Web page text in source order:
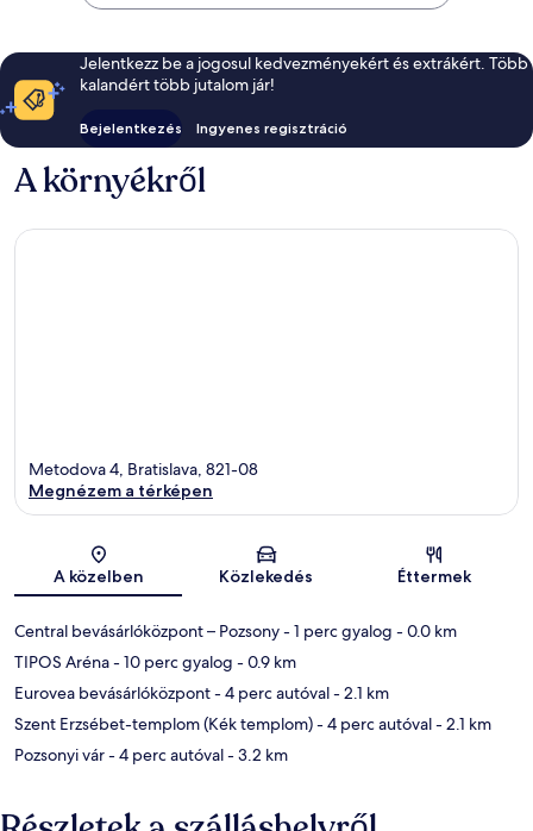
Jelentkezz be a jogosul kedvezményekért és extrákért. Több
kalandért több jutalom jár!
Bejelentkezés Ingyenes regisztráció
A környékről
Térkép
Metodova 4, Bratislava, 821-08
Megnézem a térképen
A közelben Közlekedés Éttermek
Central bevásárlóközpont – Pozsony- 1 perc gyalog - 0.0 km
TIPOS Aréna- 10 perc gyalog - 0.9 km
Eurovea bevásárlóközpont- 4 perc autóval- 2.1 km
Szent Erzsébet-templom (Kék templom)- 4 perc autóval- 2.1 km
Pozsonyi vár- 4 perc autóval- 3.2 km